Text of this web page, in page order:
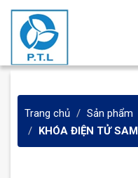
Trang chủ Sản phẩm
KHÓA ĐIỆN TỬ